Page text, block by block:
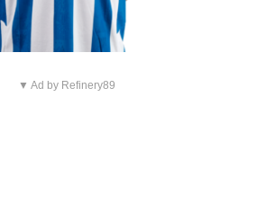
▼ Ad by Refinery89